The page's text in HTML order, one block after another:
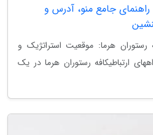
جامع منو، آدرس و
هرما: موقعیت استراتژیک و
ارتباطیکافه رستوران هرما در یک